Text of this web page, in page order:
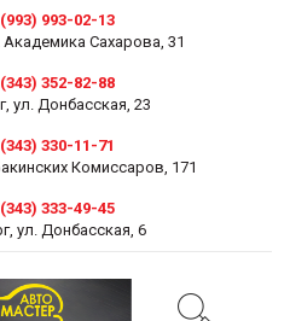
993-02-13
Академика Сахарова, 31
352-82-88
ул. Донбасская, 23
330-11-71
Комиссаров, 171
333-49-45
ул. Донбасская, 6